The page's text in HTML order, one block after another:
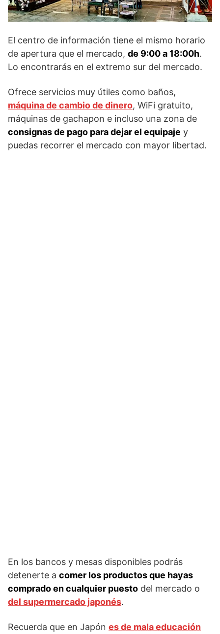
El centro de información tiene el mismo horario
de apertura que el mercado, de 9:00 a 18:00h.
Lo encontrarás en el extremo sur del mercado.
Ofrece servicios muy útiles como baños,
máquina de cambio de dinero, WiFi gratuito,
máquinas de gachapon e incluso una zona de
consignas de pago para dejar el equipaje y
puedas recorrer el mercado con mayor libertad.
En los bancos y mesas disponibles podrás
detenerte a comer los productos que hayas
comprado en cualquier puesto del mercado o
del supermercado japonés.
Recuerda que en Japón es de mala educación